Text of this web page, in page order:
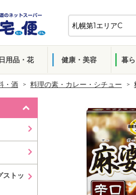
日用品・花 健康・美容 暮
・酒 料理の素・カレー・シチュー
トッ